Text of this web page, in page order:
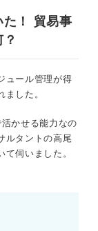
た！ 貿易事
ュール管理が得
した。
かせる能力なの
ルタントの高尾
伺いました。